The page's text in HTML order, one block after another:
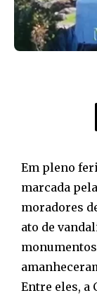
Em pleno
marcada
moradores
ato de
Entre eles, a